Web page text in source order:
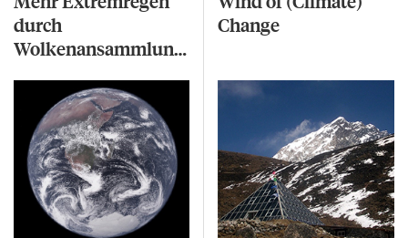
durch
Wolkenansammlungen
Change